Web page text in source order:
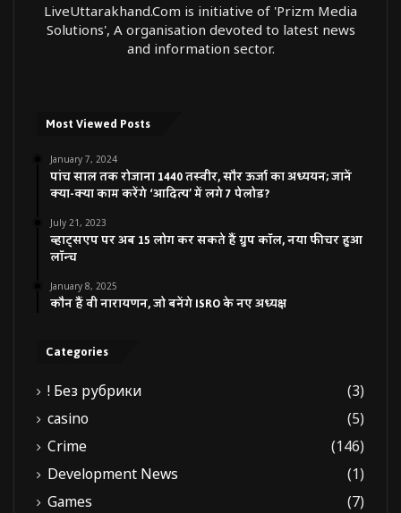
LiveUttarakhand.Com is initiative of 'Prizm Media
Solutions', A organisation devoted to latest news
and information sector.
Most Viewed Posts
January 7, 2024
पांच साल तक रोजाना 1440 तस्वीर, सौर ऊर्जा का अध्ययन; जानें
क्या-क्या काम करेंगे ‘आदित्य’ में लगे 7 पेलोड?
July 21, 2023
व्हाट्सएप पर अब 15 लोग कर सकते हैं ग्रुप कॉल, नया फीचर हुआ
लॉन्च
January 8, 2025
कौन हैं वी नारायणन, जो बनेंगे ISRO के नए अध्यक्ष
Categories
! Без рубрики
(3)
casino
(5)
Crime
(146)
Development News
(1)
Games
(7)